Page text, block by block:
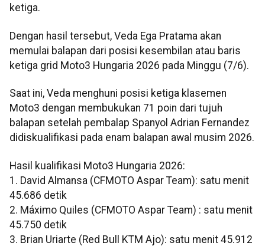
ketiga.
Dengan hasil tersebut, Veda Ega Pratama akan
memulai balapan dari posisi kesembilan atau baris
ketiga grid Moto3 Hungaria 2026 pada Minggu (7/6).
Saat ini, Veda menghuni posisi ketiga klasemen
Moto3 dengan membukukan 71 poin dari tujuh
balapan setelah pembalap Spanyol Adrian Fernandez
didiskualifikasi pada enam balapan awal musim 2026.
Hasil kualifikasi Moto3 Hungaria 2026:
1. David Almansa (CFMOTO Aspar Team): satu menit
45.686 detik
2. Máximo Quiles (CFMOTO Aspar Team) : satu menit
45.750 detik
3. Brian Uriarte (Red Bull KTM Ajo): satu menit 45.912